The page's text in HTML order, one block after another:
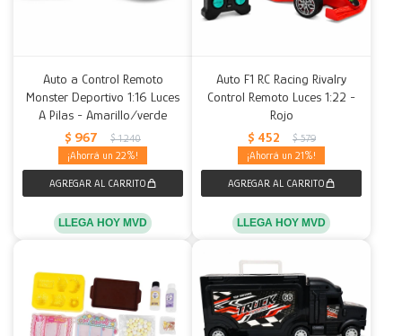
Auto a Control Remoto
Monster Deportivo 1:16 Luces
A Pilas - Amarillo/verde
$ 967 $ 1.240
22
LLEGA HOY MVD
Auto F1 RC Racing Rivalry
Control Remoto Luces 1:22 -
Rojo
$ 452 $ 579
21
LLEGA HOY MVD